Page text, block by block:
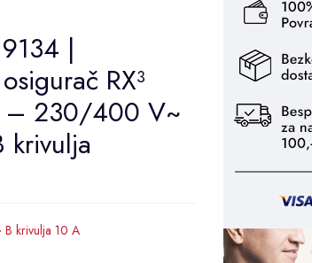
|
RX³
– 230/400 V~
krivulja 10 A